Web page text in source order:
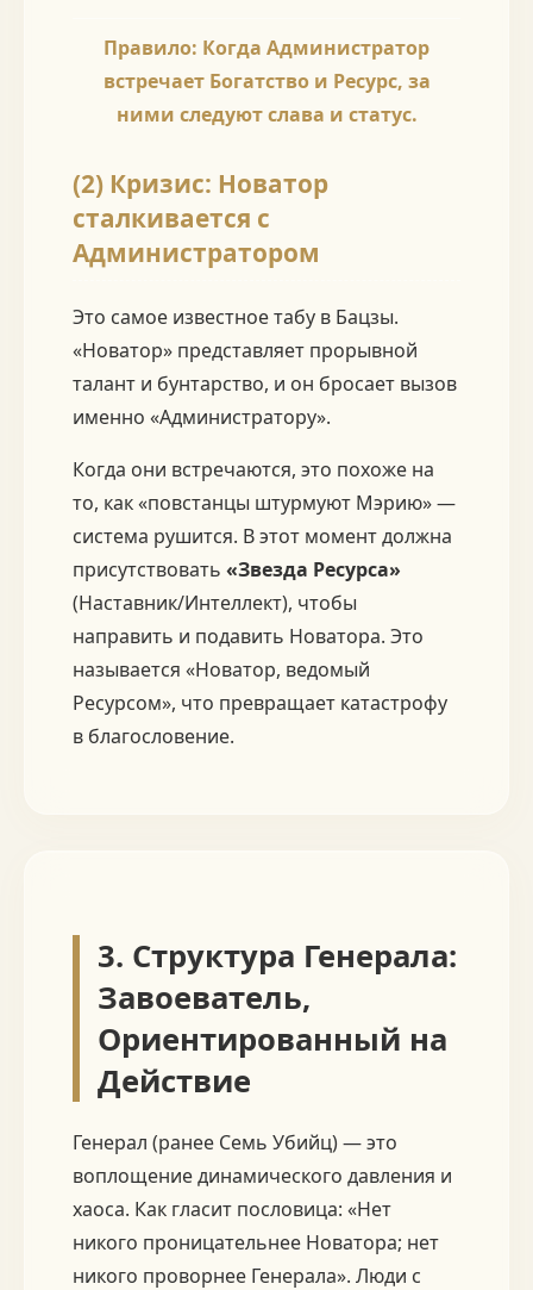
Правило: Когда Администратор
встречает Богатство и Ресурс, за
ними следуют слава и статус.
(2) Кризис: Новатор
сталкивается с
Администратором
Это самое известное табу в Бацзы.
«Новатор» представляет прорывной
талант и бунтарство, и он бросает вызов
именно «Администратору».
Когда они встречаются, это похоже на
то, как «повстанцы штурмуют Мэрию» —
система рушится. В этот момент должна
присутствовать «Звезда Ресурса»
(Наставник/Интеллект), чтобы
направить и подавить Новатора. Это
называется «Новатор, ведомый
Ресурсом», что превращает катастрофу
в благословение.
3. Структура Генерала:
Завоеватель,
Ориентированный на
Действие
Генерал (ранее Семь Убийц) — это
воплощение динамического давления и
хаоса. Как гласит пословица: «Нет
никого проницательнее Новатора; нет
никого проворнее Генерала». Люди с